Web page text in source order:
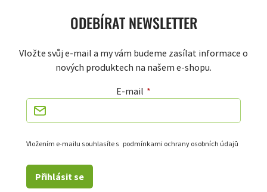
ODEBÍRAT NEWSLETTER
Vložte svůj e-mail a my vám budeme zasílat informace o
nových produktech na našem e-shopu.
E-mail
Vložením e-mailu souhlasíte s podmínkami ochrany osobních údajů
Přihlásit se